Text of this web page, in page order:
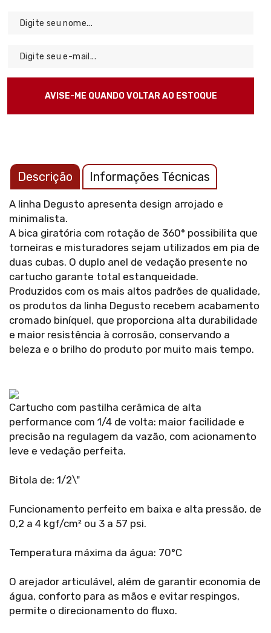
Descrição Informações Técnicas
A linha Degusto apresenta design arrojado e
minimalista.
A bica giratória com rotação de 360° possibilita que
torneiras e misturadores sejam utilizados em pia de
duas cubas. O duplo anel de vedação presente no
cartucho garante total estanqueidade.
Produzidos com os mais altos padrões de qualidade,
os produtos da linha Degusto recebem acabamento
cromado biníquel, que proporciona alta durabilidade
e maior resistência à corrosão, conservando a
beleza e o brilho do produto por muito mais tempo.
Cartucho com pastilha cerâmica de alta
performance com 1/4 de volta: maior facilidade e
precisão na regulagem da vazão, com acionamento
leve e vedação perfeita.
Bitola de: 1/2\"
Funcionamento perfeito em baixa e alta pressão, de
0,2 a 4 kgf/cm² ou 3 a 57 psi.
Temperatura máxima da água: 70°C
O arejador articulável, além de garantir economia de
água, conforto para as mãos e evitar respingos,
permite o direcionamento do fluxo.